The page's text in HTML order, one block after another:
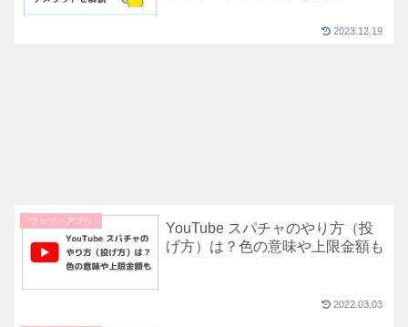
2023.12.19
ウェブ・アプリ
YouTube スパチャのやり方（投
げ方）は？色の意味や上限金額も
2022.03.03